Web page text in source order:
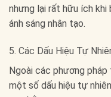
nhưng lại rất hữu ích khi
ánh sáng nhân tạo.
5. Các Dấu Hiệu Tự
Ngoài các phương
một số dấu hiệu tự